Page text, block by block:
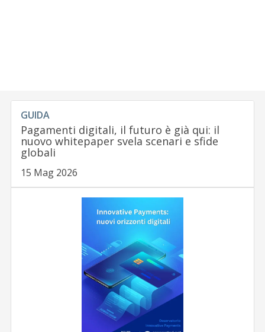
GUIDA
Pagamenti digitali, il futuro è già qui: il
nuovo whitepaper svela scenari e sfide
globali
15 Mag 2026